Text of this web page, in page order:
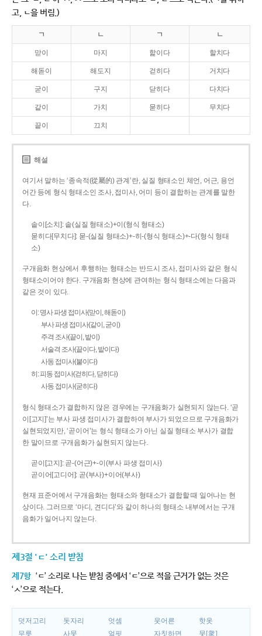
고, ㄴ을 버림.)
ㄱ ㄴ ㄱ ㄴ
맏이 마지 핥이다 할치다
해돋이 해도지 걷히다 거치다
굳이 구지 닫히다 다치다
같이 가치 묻히다 무치다
끝이 끄치
해설
여기서 말하는 ‘종속적(從屬的) 관계’란, 실질 형태소인 체언, 어근, 용언
어간 등에 형식 형태소인 조사, 접미사, 어미 등이 결합하는 관계를 말한
다.
솥이[소치]: 솥(실질 형태소)+이(형식 형태소)
묻히다[무치다]: 묻­-(실질 형태소)+­-히­-(형식 형태소)+-다(형식 형태
소)
구개음화 현상에서 후행하는 형태소는 반드시 조사, 접미사와 같은 형식
형태소이어야 한다. 구개음화 현상에 관여하는 형식 형태소에는 다음과
같은 것이 있다.
이: 명사 파생 접미사(맏이, 해돋이)
부사 파생 접미사(같이, 굳이)
주격 조사(끝이, 밭이)
서술격 조사(끝이다, 밭이다)
사동 접미사(붙이다)
히: 피동 접미사(걷히다, 닫히다)
사동 접미사(굳히다)
형식 형태소가 결합하지 않은 경우에는 구개음화가 실현되지 않는다. ‘곧
이[고지]’는 부사 파생 접미사가 결합하여 부사가 되었으므로 구개음화가
실현되었지만, ‘곧이어’는 형식 형태소가 아닌 실질 형태소 부사가 결합
한 말이므로 구개음화가 실현되지 않는다.
곧이[고지]: 곧-­(어근)+­-이(부사 파생 접미사)
곧이어[고디어]: 곧(부사)+이어(부사)
현재 표준어에서 구개음화는 형태소와 형태소가 결합할 때 일어나는 현
상이다. 그러므로 ‘마디, 견디다’와 같이 하나의 형태소 내부에서는 구개
음화가 일어나지 않는다.
제3절 'ㄷ' 소리 받침
제7항 ‘ㄷ’ 소리로 나는 받침 중에서 ‘ㄷ’으로 적을 근거가 없는 것은
‘ㅅ’으로 적는다.
덧저고리 돗자리 엇셈 웃어른
핫옷
무릇
사뭇 얼핏 자칫하면
뭇[衆]